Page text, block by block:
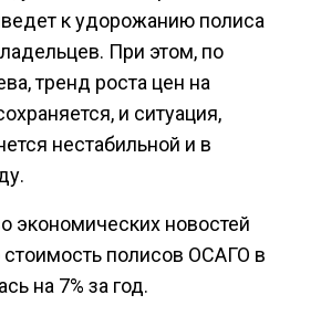
к удорожанию полиса
При этом, по
тренд роста цен на
и ситуация,
нестабильной и в
экономических новостей
стоимость полисов ОСАГО в
на 7% за год.